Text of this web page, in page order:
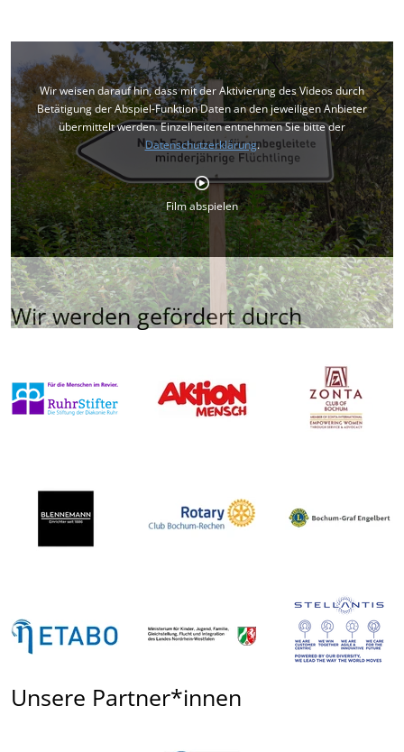
Wir weisen darauf hin, dass mit der Aktivierung des Videos durch
Betätigung der Abspiel-Funktion Daten an den jeweiligen Anbieter
übermittelt werden. Einzelheiten entnehmen Sie bitte der
Datenschutzerklärung.
Film abspielen
Wir werden gefördert durch
Unsere Partner*innen